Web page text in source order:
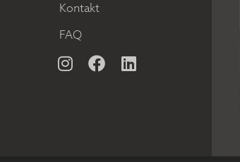
Kontakt
FAQ